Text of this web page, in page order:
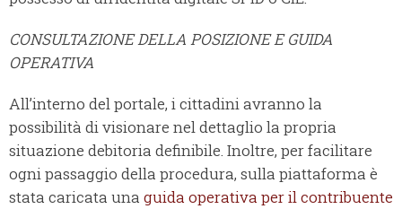
CONSULTAZIONE DELLA POSIZIONE E GUIDA
OPERATIVA
All’interno del portale, i cittadini avranno la
possibilità di visionare nel dettaglio la propria
situazione debitoria definibile. Inoltre, per facilitare
ogni passaggio della procedura, sulla piattaforma è
stata caricata una guida operativa per il contribuente